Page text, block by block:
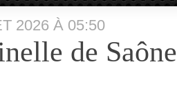
2026 À 05:50
de